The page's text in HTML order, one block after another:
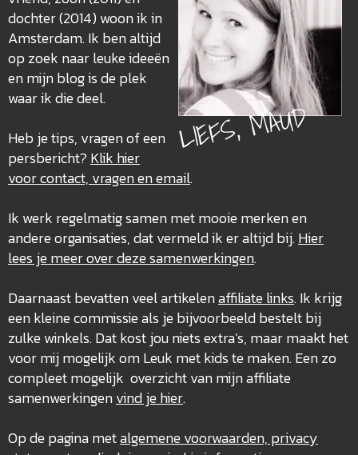
LIEFS, MAUD
dochter (2014) woon ik in
Amsterdam. Ik ben altijd
op zoek naar leuke ideeën
en mijn blog is de plek
waar ik die deel.
Heb je tips, vragen of een
persbericht? Klik hier
voor contact, vragen en email.
Ik werk regelmatig samen met mooie merken en
andere organisaties, dat vermeld ik er altijd bij.Hier
lees je meer over dezesamenwerkingen.
Daarnaast bevatten veel artikelenaffiliate links. Ik krijg
een kleine commissie als je bijvoorbeeld bestelt bij
zulke winkels. Dat kost jou niets extra’s, maar maakt het
voor mij mogelijk om Leuk met kids te maken. Een zo
compleet mogelijk overzicht van mijn affiliate
samenwerkingenvind je hier.
Op de pagina metalgemene voorwaarden, privacy